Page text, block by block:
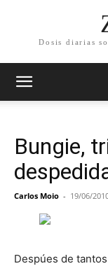
Dosis diarias
Bungie,
Carlos Moio - 19/06/
Despúes de